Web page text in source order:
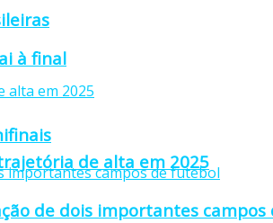
de alta em 2025
à final
de dois importantes campos